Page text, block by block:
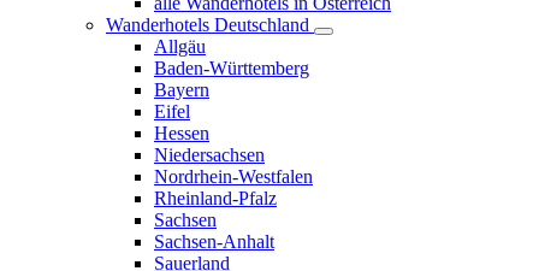
Wanderhotels Deutschland
Allgäu
Baden-Württemberg
Bayern
Eifel
Hessen
Niedersachsen
Nordrhein-Westfalen
Rheinland-Pfalz
Sachsen
Sachsen-Anhalt
Sauerland